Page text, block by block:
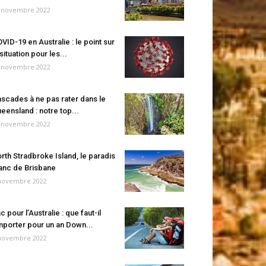
2022
19 en Australie : le point sur
pour les...
2022
à ne pas rater dans le
: notre top...
2022
Stradbroke Island, le paradis
de Brisbane
2022
pour l’Australie : que faut-il
pour un an Down...
2022